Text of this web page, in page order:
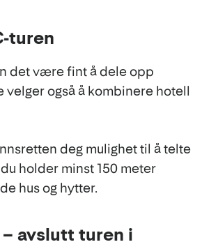
turen
det være fint å dele opp
velger også å kombinere hotell
deg mulighet til å telte
holder minst 150 meter
hus og hytter.
avslutt turen i